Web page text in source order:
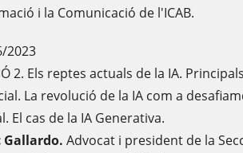
i la Comunicació de l'ICAB.
2023
2. Els reptes actuals de la IA.
La revolució de la IA com a
El cas de la IA Generativa.
Gallardo. Advocat i president de la